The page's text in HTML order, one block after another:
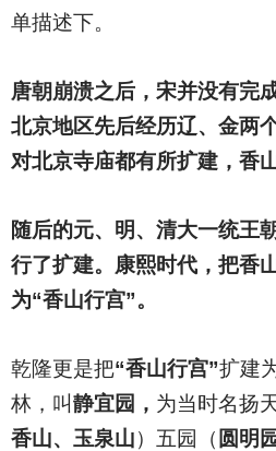
单描述下。
唐朝崩溃之后，宋并没有完
北京地区先后经历辽、金两
对北京寺庙都有所扩建，香
随后的元、明、清大一统王
行了扩建。康熙时代，把香
为“香山行宫”。
乾隆更是把“香山行宫”扩建
林，叫静宜园， 为当时名扬
香山、玉泉山）五园（ 圆明